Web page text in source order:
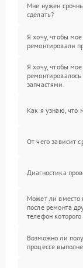
Мне нужен
сделать?
Я хочу, чтобы мое
ремонтировали
Я хочу, чтобы мое
запчастями.
Как я узнаю, что
От чего зависит
Диагностика
Может ли вместо
после ремонта
телефон
Возможно ли
процессе